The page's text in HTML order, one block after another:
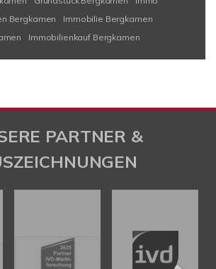
Bergkamen
Immobilie Bergkamen
Immobilienkauf Bergkamen
PARTNER &